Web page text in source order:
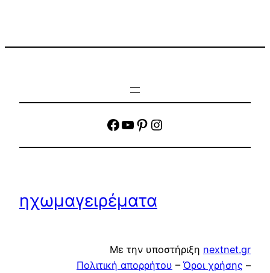
facebook
YouTube
Pinterest
Instagram
ηχωμαγειρέματα
Με την υποστήριξη nextnet.gr
Πολιτική απορρήτου – Όροι χρήσης –